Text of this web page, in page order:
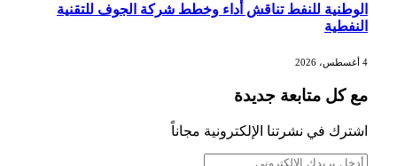
الوطنية للنفط تناقش أداء وخطط شركة الجوف للتقنية
النفطية
مع كل متابعة جديدة
اشترك في نشرتنا الإلكترونية مجاناً